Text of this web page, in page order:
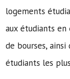
logements
aux étudiants en
de bourses,
étudiants les